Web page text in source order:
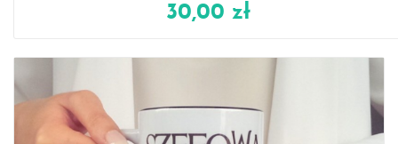
30,00 zł